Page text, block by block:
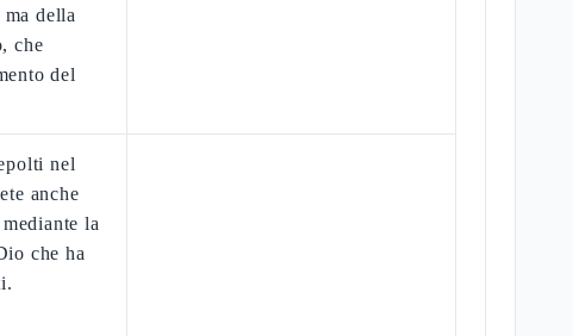
della
che
del
nel
anche
la
che ha